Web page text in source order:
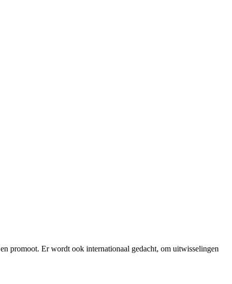
promoot. Er wordt ook internationaal gedacht, om uitwisselingen